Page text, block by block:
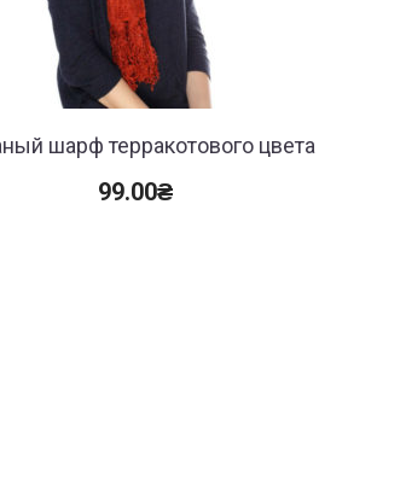
шарф терракотового цвета
99.00₴